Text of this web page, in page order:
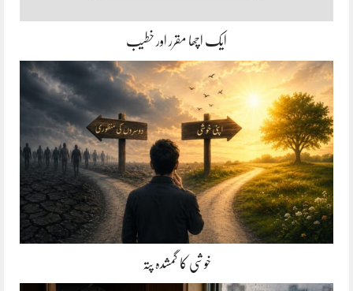
ایک اچھا مقرر اور خطیب
خوشی کا گمشدہ پتہ